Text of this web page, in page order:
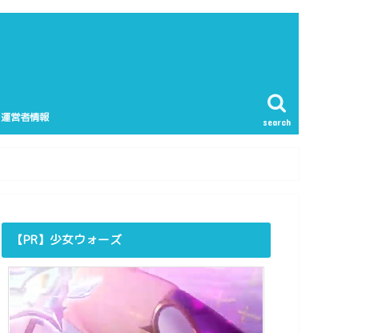
search
運営者情報
【PR】少女ウォーズ